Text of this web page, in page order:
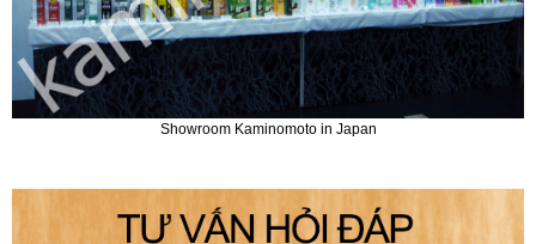
Showroom Kaminomoto in Japan